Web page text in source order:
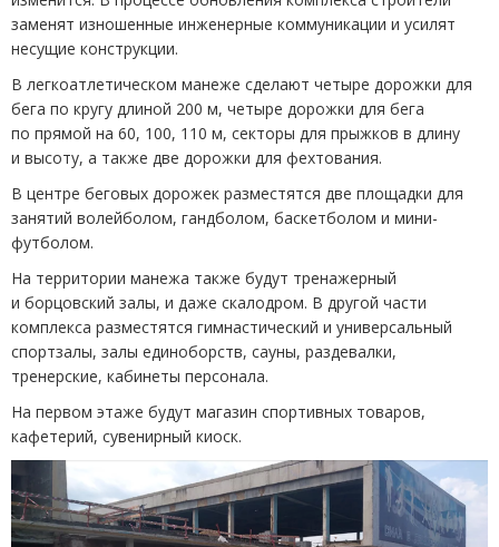
заменят изношенные инженерные коммуникации и усилят
несущие конструкции.
В легкоатлетическом манеже сделают четыре дорожки для
бега по кругу длиной 200 м, четыре дорожки для бега
по прямой на 60, 100, 110 м, секторы для прыжков в длину
и высоту, а также две дорожки для фехтования.
В центре беговых дорожек разместятся две площадки для
занятий волейболом, гандболом, баскетболом и мини-
футболом.
На территории манежа также будут тренажерный
и борцовский залы, и даже скалодром. В другой части
комплекса разместятся гимнастический и универсальный
спортзалы, залы единоборств, сауны, раздевалки,
тренерские, кабинеты персонала.
На первом этаже будут магазин спортивных товаров,
кафетерий, сувенирный киоск.